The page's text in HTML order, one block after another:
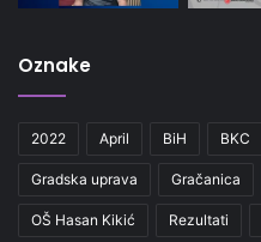
Oznake
2022 April BiH BKC
Gradska uprava Gračanica
OŠ Hasan Kikić Rezultati